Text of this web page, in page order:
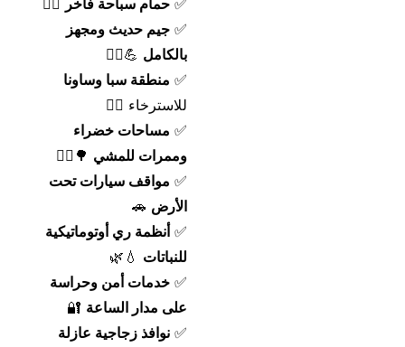
✅ جيم حديث ومجهز
بالكامل 💪🏋️‍♀️
✅ منطقة سبا وساونا
للاسترخاء 🧖‍♂️
✅ مساحات خضراء
وممرات للمشي 🌳🚶‍♂️
✅ مواقف سيارات تحت
الأرض 🚗
✅أنظمة ري أوتوماتيكية
للنباتات 💧🌿
✅ خدمات أمن وحراسة
على مدار الساعة 🔐
✅ نوافذ زجاجية عازلة